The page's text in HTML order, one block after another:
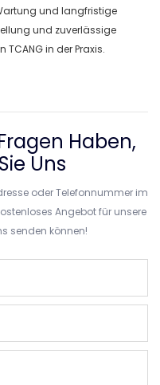
und langfristige
und zuverlässige
in der Praxis.
Haben,
Uns
oder Telefonnummer im
Angebot für unsere
senden können!